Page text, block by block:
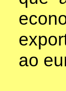
ao